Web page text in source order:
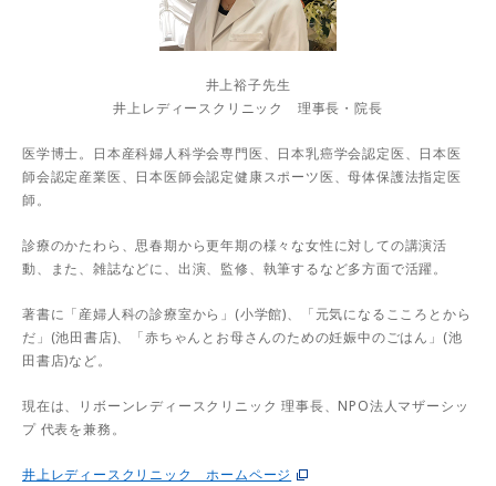
井上裕子先生
井上レディースクリニック 理事長・院長
医学博士。日本産科婦人科学会専門医、日本乳癌学会認定医、日本医
師会認定産業医、日本医師会認定健康スポーツ医、母体保護法指定医
師。
診療のかたわら、思春期から更年期の様々な女性に対しての講演活
動、また、雑誌などに、出演、監修、執筆するなど多方面で活躍。
著書に「産婦人科の診療室から」(小学館)、「元気になるこころとから
だ」(池田書店)、「赤ちゃんとお母さんのための妊娠中のごはん」(池
田書店)など。
現在は、リボーンレディースクリニック 理事長、NPO法人マザーシッ
プ 代表を兼務。
井上レディースクリニック ホームページ